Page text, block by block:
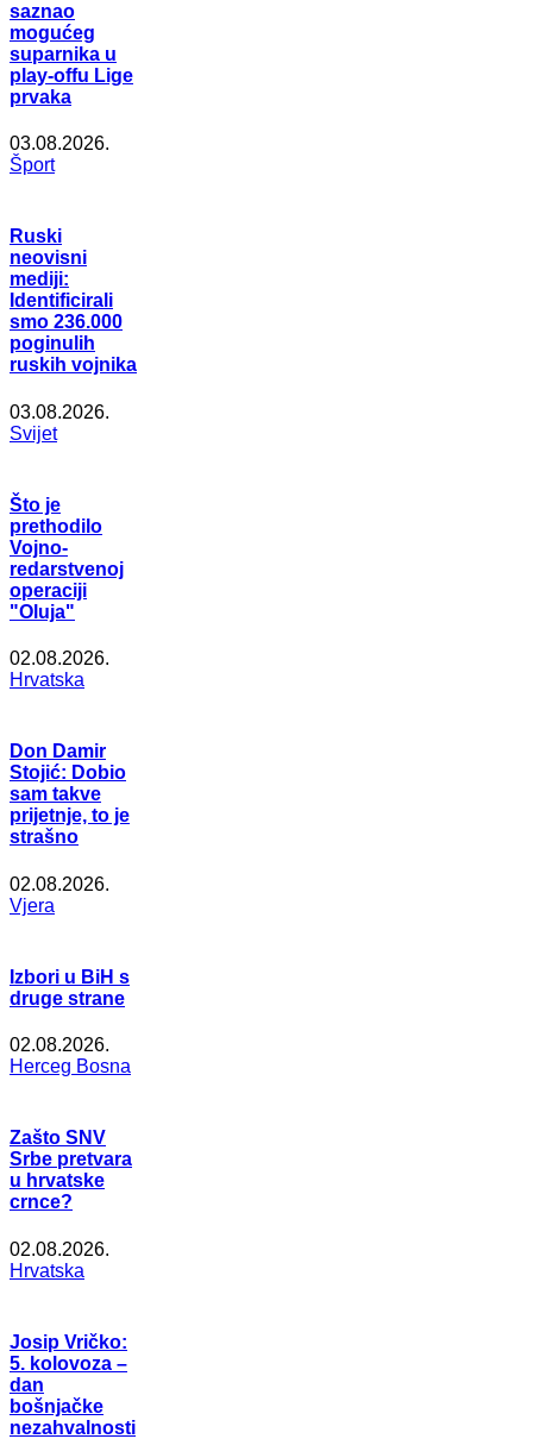
saznao
mogućeg
suparnika u
play-offu Lige
prvaka
03.08.2026.
Šport
Ruski
neovisni
mediji:
Identificirali
smo 236.000
poginulih
ruskih vojnika
03.08.2026.
Svijet
Što je
prethodilo
Vojno-
redarstvenoj
operaciji
"Oluja"
02.08.2026.
Hrvatska
Don Damir
Stojić: Dobio
sam takve
prijetnje, to je
strašno
02.08.2026.
Vjera
Izbori u BiH s
druge strane
02.08.2026.
Herceg Bosna
Zašto SNV
Srbe pretvara
u hrvatske
crnce?
02.08.2026.
Hrvatska
Josip Vričko:
5. kolovoza –
dan
bošnjačke
nezahvalnosti